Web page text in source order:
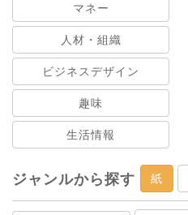
マネー
人材・組織
ビジネスデザイン
趣味
生活情報
ジャンルから探す 紙